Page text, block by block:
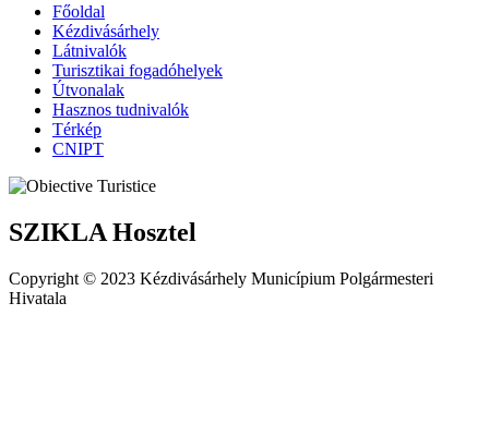
Főoldal
Kézdivásárhely
Látnivalók
Turisztikai fogadóhelyek
Útvonalak
Hasznos tudnivalók
Térkép
CNIPT
SZIKLA Hosztel
Copyright © 2023 Kézdivásárhely Municípium Polgármesteri
Hivatala